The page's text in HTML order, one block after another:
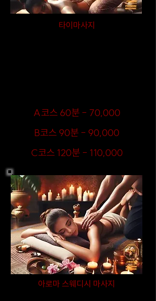
타이마사지
​A코스 60분 - 70,000
​B코스 90분 - 90,000
​C코스 120분 - 110,000
아로마 스웨디시 마사지